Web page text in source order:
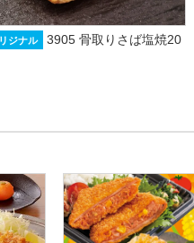
ジナル 3905 骨取りさば塩焼20